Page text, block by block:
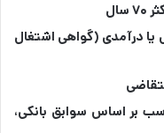
یا درآمدی (گواهی اشتغال
بر اساس سوابق بانکی،